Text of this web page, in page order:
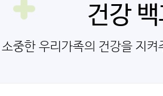
건강
중한 우리가족의 건강을 지